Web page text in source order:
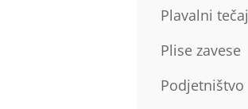
Plavalni tečaj
Plise zavese
Podjetništvo